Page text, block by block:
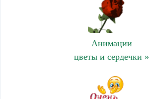
Анимации
цветы и сердечки »